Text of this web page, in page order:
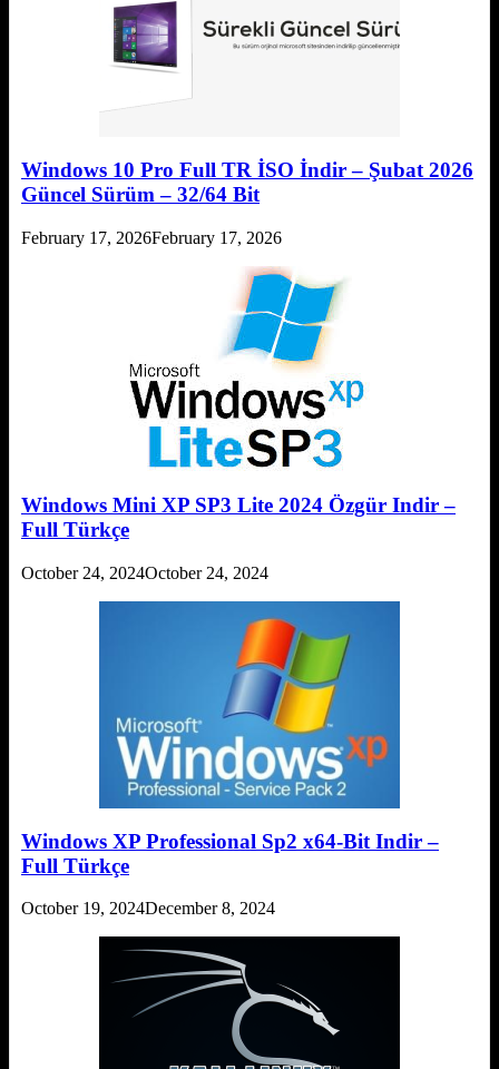
Windows 10 Pro Full TR İSO İndir – Şubat 2026
Güncel Sürüm – 32/64 Bit
February 17, 2026February 17, 2026
Windows Mini XP SP3 Lite 2024 Özgür Indir –
Full Türkçe
October 24, 2024October 24, 2024
Windows XP Professional Sp2 x64-Bit Indir –
Full Türkçe
October 19, 2024December 8, 2024